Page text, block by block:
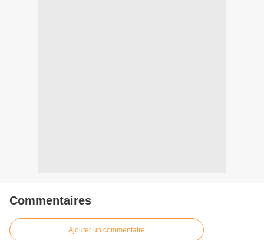
Commentaires
Ajouter un commentaire